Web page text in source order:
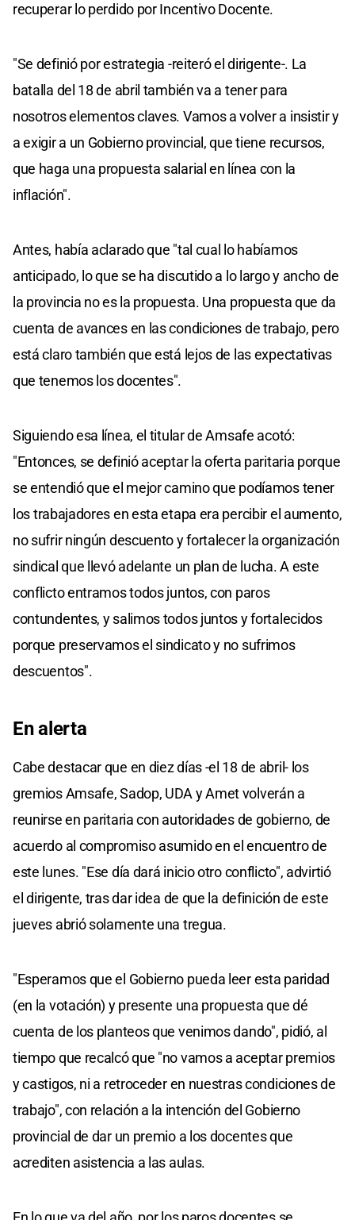
recuperar lo perdido por Incentivo Docente.
"Se definió por estrategia -reiteró el dirigente-. La
batalla del 18 de abril también va a tener para
nosotros elementos claves. Vamos a volver a insistir y
a exigir a un Gobierno provincial, que tiene recursos,
que haga una propuesta salarial en línea con la
inflación".
Antes, había aclarado que "tal cual lo habíamos
anticipado, lo que se ha discutido a lo largo y ancho de
la provincia no es la propuesta. Una propuesta que da
cuenta de avances en las condiciones de trabajo, pero
está claro también que está lejos de las expectativas
que tenemos los docentes".
Siguiendo esa línea, el titular de Amsafe acotó:
"Entonces, se definió aceptar la oferta paritaria porque
se entendió que el mejor camino que podíamos tener
los trabajadores en esta etapa era percibir el aumento,
no sufrir ningún descuento y fortalecer la organización
sindical que llevó adelante un plan de lucha. A este
conflicto entramos todos juntos, con paros
contundentes, y salimos todos juntos y fortalecidos
porque preservamos el sindicato y no sufrimos
descuentos".
En alerta
Cabe destacar que en diez días -el 18 de abril- los
gremios Amsafe, Sadop, UDA y Amet volverán a
reunirse en paritaria con autoridades de gobierno, de
acuerdo al compromiso asumido en el encuentro de
este lunes. "Ese día dará inicio otro conflicto", advirtió
el dirigente, tras dar idea de que la definición de este
jueves abrió solamente una tregua.
"Esperamos que el Gobierno pueda leer esta paridad
(en la votación) y presente una propuesta que dé
cuenta de los planteos que venimos dando", pidió, al
tiempo que recalcó que "no vamos a aceptar premios
y castigos, ni a retroceder en nuestras condiciones de
trabajo", con relación a la intención del Gobierno
provincial de dar un premio a los docentes que
acrediten asistencia a las aulas.